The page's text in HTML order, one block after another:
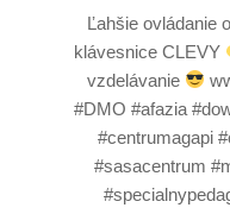
Ľahšie ovládanie
klávesnice CLEVY
vzdelávanie
#DMO #afazia
#centrumagapi
#sasacentrum